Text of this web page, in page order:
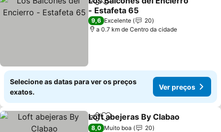
PartilharAdicionar aos favoritos
- Estafeta 65
9,6 Excelente
20
a 0.7 km de Centro da cidade
Selecione as datas para ver os preços
exatos.
Ver preços
PartilharAdicionar aos favoritos
Loft abejeras By Clabao
8,0 Muito boa
20